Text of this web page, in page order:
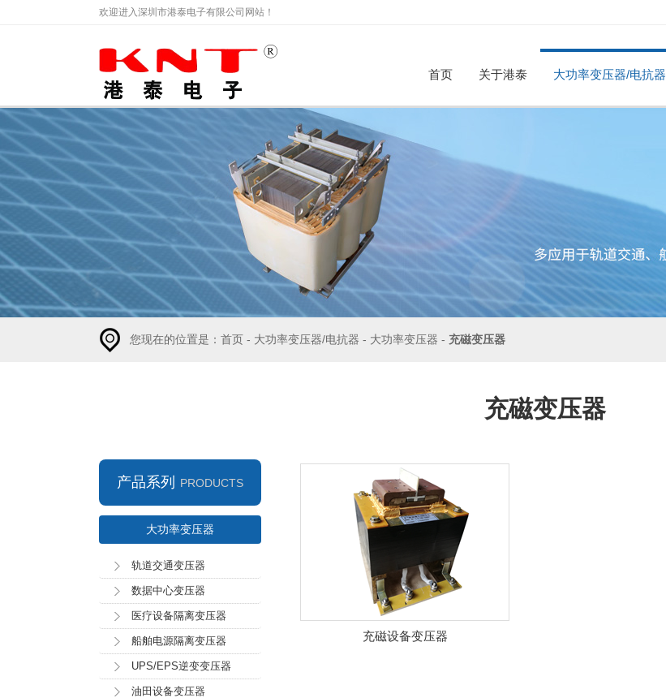
欢迎进入深圳市港泰电子有限公司网站！
首页 关于港泰 大功率变压器/电抗器
公司简介
大功率变压器
您现在的位置是： 首页 - 大功率变压器/电抗器 - 大功率变压器 - 充磁变压器
充磁变压器
产品系列 PRODUCTS
大功率变压器
轨道交通变压器
数据中心变压器
医疗设备隔离变压器
船舶电源隔离变压器
UPS/EPS逆变变压器
油田设备变压器
充磁设备变压器